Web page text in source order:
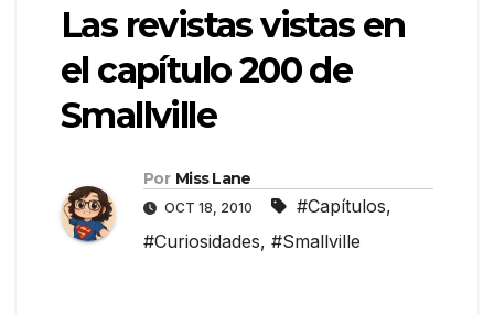
Las revistas vistas en
el capítulo 200 de
Smallville
Por Miss Lane
OCT 18, 2010 #Capítulos,
#Curiosidades, #Smallville